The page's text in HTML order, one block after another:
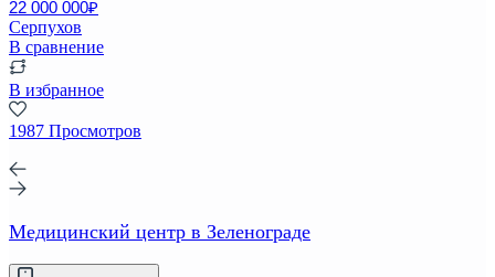
22 000 000₽
Серпухов
В сравнение
В избранное
1987 Просмотров
Медицинский центр в Зеленограде